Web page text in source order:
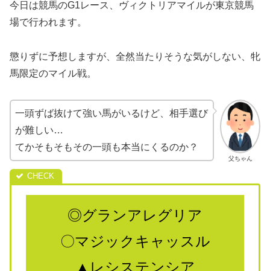
今日は競馬のG1レース、ヴィクトリアマイルが東京競馬
場で行われます。
懲りずに予想しますが、全然当たりそうな気がしない、牝
馬限定のマイル戦。
父ちゃん
一頭ずば抜けて強い馬がいるけど、相手選び
が難しい…
てかそもそもその一頭も本当にくるのか？
◎グランアレグリア
〇マジックキャッスル
▲レシステンシア